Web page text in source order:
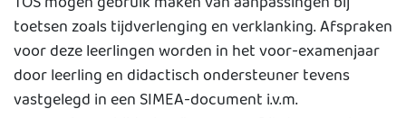
toetsen zoals tijdverlenging en verklanking. Afspraken
voor deze leerlingen worden in het voor-examenjaar
door leerling en didactisch ondersteuner tevens
vastgelegd in een SIMEA-document i.v.m.